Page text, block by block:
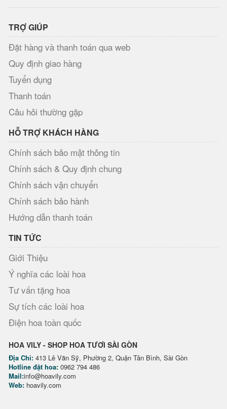
TRỢ GIÚP
Đặt hàng và thanh toán qua web
Quy định giao hàng
Tuyển dụng
Thanh toán
Câu hỏi thường gặp
HỖ TRỢ KHÁCH HÀNG
Chính sách bảo mật thông tin
Chính sách & Quy định chung
Chính sách vận chuyển
Chính sách bảo hành
Hướng dẫn thanh toán
TIN TỨC
Giới Thiệu
Ý nghĩa các loài hoa
Tư vấn tặng hoa
Sự tích các loài hoa
Điện hoa toàn quốc
HOA VILY - SHOP HOA TƯƠI SÀI GÒN
Địa Chỉ: 413 Lê Văn Sỹ, Phường 2, Quận Tân Bình, Sài Gòn
Hotline đặt hoa: 0962 794 486
Mail:info@hoavily.com
Web: hoavily.com